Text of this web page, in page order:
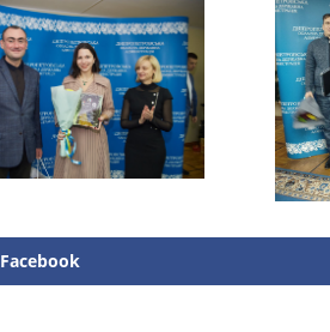
Facebook